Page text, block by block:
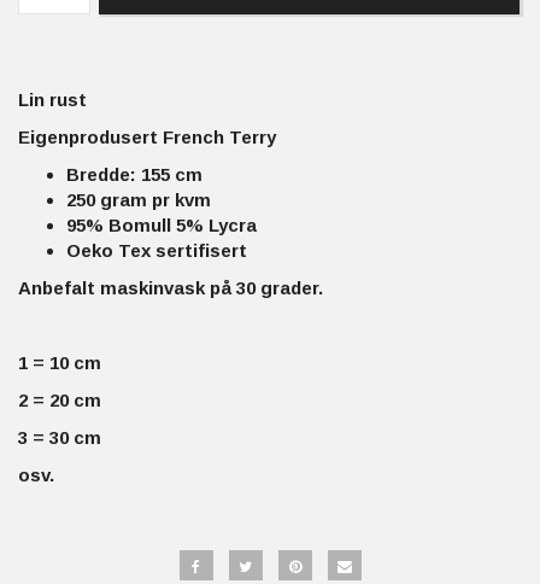
Lin rust
Eigenprodusert French Terry
Bredde: 155 cm
250 gram pr kvm
95% Bomull 5% Lycra
Oeko Tex sertifisert
Anbefalt maskinvask på 30 grader.
1 = 10 cm
2 = 20 cm
3 = 30 cm
osv.